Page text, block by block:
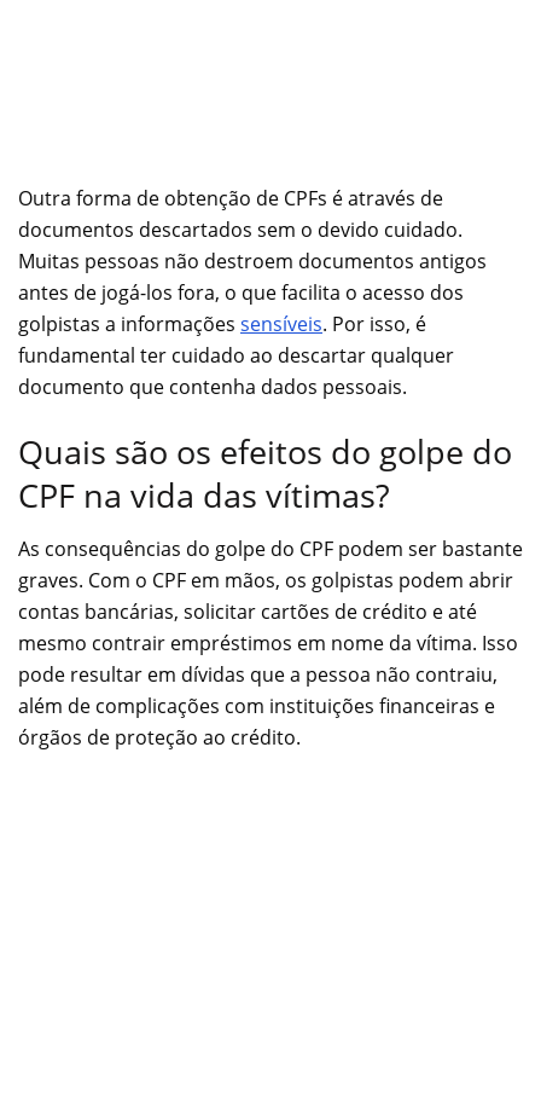
Outra forma de obtenção de CPFs é através de
documentos descartados sem o devido cuidado.
Muitas pessoas não destroem documentos antigos
antes de jogá-los fora, o que facilita o acesso dos
golpistas a informações sensíveis. Por isso, é
fundamental ter cuidado ao descartar qualquer
documento que contenha dados pessoais.
Quais são os efeitos do golpe do
CPF na vida das vítimas?
As consequências do golpe do CPF podem ser bastante
graves. Com o CPF em mãos, os golpistas podem abrir
contas bancárias, solicitar cartões de crédito e até
mesmo contrair empréstimos em nome da vítima. Isso
pode resultar em dívidas que a pessoa não contraiu,
além de complicações com instituições financeiras e
órgãos de proteção ao crédito.